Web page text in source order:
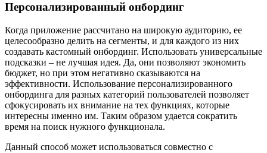
Персонализированный онбординг
Когда приложение рассчитано на широкую аудиторию, ее
целесообразно делить на сегменты, и для каждого из них
создавать кастомный онбординг. Использовать универсальные
подсказки – не лучшая идея. Да, они позволяют экономить
бюджет, но при этом негативно сказываются на
эффективности. Использование персонализированного
онбординга для разных категорий пользователей позволяет
сфокусировать их внимание на тех функциях, которые
интересны именно им. Таким образом удается сократить
время на поиск нужного функционала.
Данный способ может использоваться совместно с